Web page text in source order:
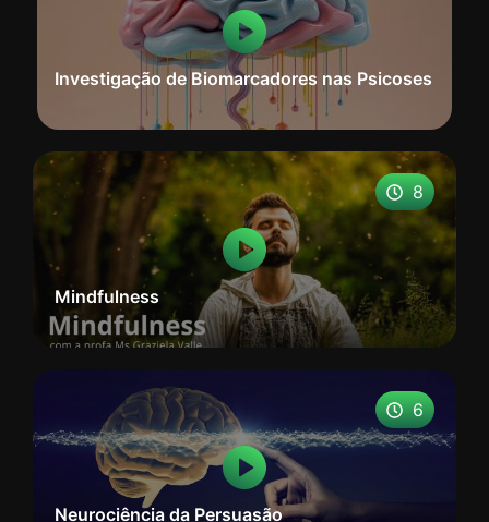
Investigação de Biomarcadores nas Psicoses
8
Mindfulness
6
Neurociência da Persuasão